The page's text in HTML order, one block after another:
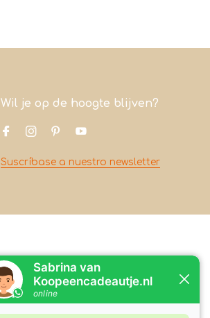
Wil je op de hoogte blijven?
Suscríbase a nuestro newsletter
Contacto
Koopeencadeautje.nl